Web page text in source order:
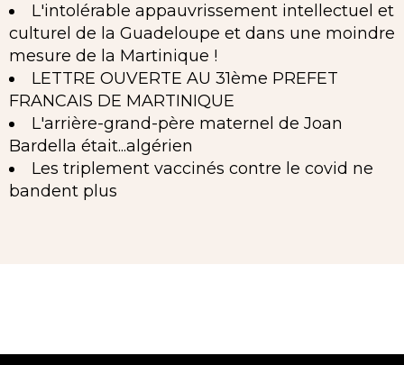
L'intolérable appauvrissement intellectuel et
culturel de la Guadeloupe et dans une moindre
mesure de la Martinique !
LETTRE OUVERTE AU 31ème PREFET
FRANCAIS DE MARTINIQUE
L'arrière-grand-père maternel de Joan
Bardella était...algérien
Les triplement vaccinés contre le covid ne
bandent plus